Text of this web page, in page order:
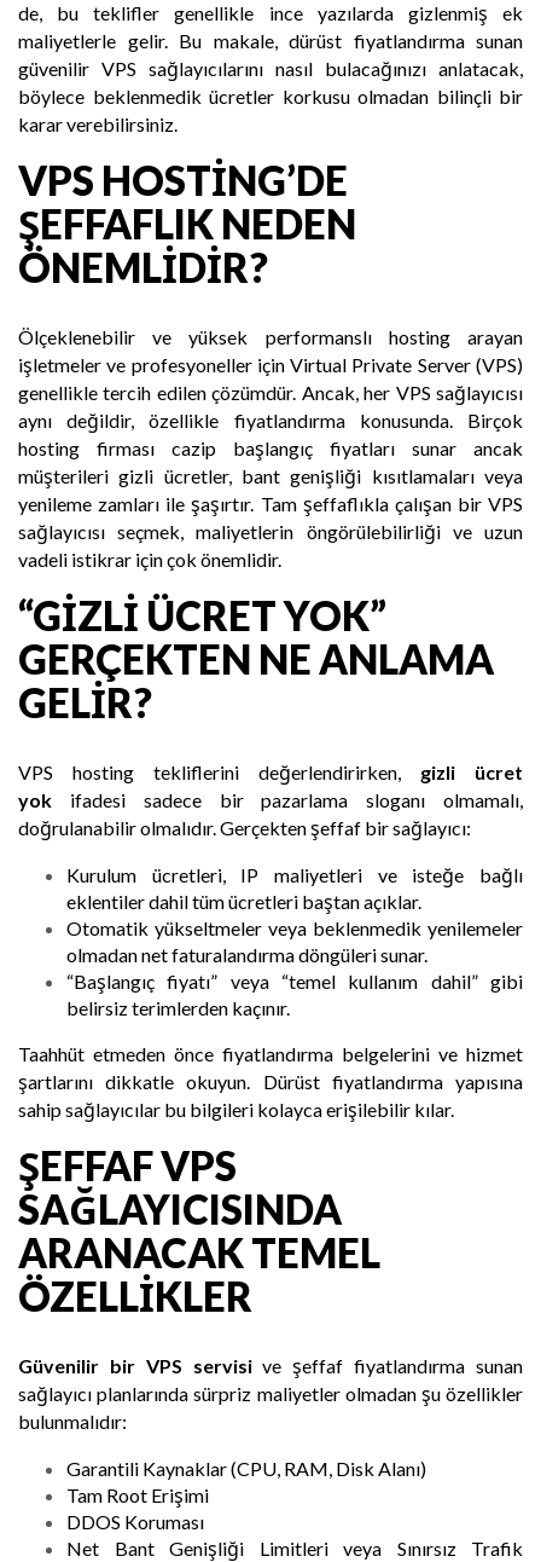
de, bu teklifler genellikle ince yazılarda gizlenmiş ek
maliyetlerle gelir. Bu makale, dürüst fiyatlandırma sunan
güvenilir VPS sağlayıcılarını nasıl bulacağınızı anlatacak,
böylece beklenmedik ücretler korkusu olmadan bilinçli bir
karar verebilirsiniz.
VPS HOSTING’DE
ŞEFFAFLIK NEDEN
ÖNEMLIDIR?
Ölçeklenebilir ve yüksek performanslı hosting arayan
işletmeler ve profesyoneller için Virtual Private Server (VPS)
genellikle tercih edilen çözümdür. Ancak, her VPS sağlayıcısı
aynı değildir, özellikle fiyatlandırma konusunda. Birçok
hosting firması cazip başlangıç fiyatları sunar ancak
müşterileri gizli ücretler, bant genişliği kısıtlamaları veya
yenileme zamları ile şaşırtır. Tam şeffaflıkla çalışan bir VPS
sağlayıcısı seçmek, maliyetlerin öngörülebilirliği ve uzun
vadeli istikrar için çok önemlidir.
“GIZLI ÜCRET YOK”
GERÇEKTEN NE ANLAMA
GELIR?
VPS hosting tekliflerini değerlendirirken, gizli ücret
yok ifadesi sadece bir pazarlama sloganı olmamalı,
doğrulanabilir olmalıdır. Gerçekten şeffaf bir sağlayıcı:
Kurulum ücretleri, IP maliyetleri ve isteğe bağlı
eklentiler dahil tüm ücretleri baştan açıklar.
Otomatik yükseltmeler veya beklenmedik yenilemeler
olmadan net faturalandırma döngüleri sunar.
“Başlangıç fiyatı” veya “temel kullanım dahil” gibi
belirsiz terimlerden kaçınır.
Taahhüt etmeden önce fiyatlandırma belgelerini ve hizmet
şartlarını dikkatle okuyun. Dürüst fiyatlandırma yapısına
sahip sağlayıcılar bu bilgileri kolayca erişilebilir kılar.
ŞEFFAF VPS
SAĞLAYICISINDA
ARANACAK TEMEL
ÖZELLIKLER
Güvenilir bir VPS servisive şeffaf fiyatlandırma sunan
sağlayıcı planlarında sürpriz maliyetler olmadan şu özellikler
bulunmalıdır:
Garantili Kaynaklar (CPU, RAM, Disk Alanı)
Tam Root Erişimi
DDOS Koruması
Net Bant Genişliği Limitleri veya Sınırsız Trafik